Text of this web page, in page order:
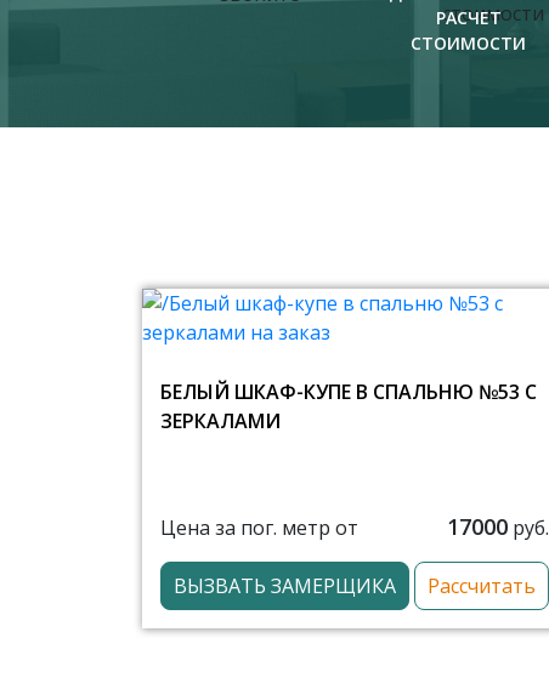
РАСЧЕТ
СТОИМОСТИ
БЕЛЫЙ ШКАФ-КУПЕ В СПАЛЬНЮ №53 С
ЗЕРКАЛАМИ
Цена за пог. метр от 17000 руб.
ВЫЗВАТЬ ЗАМЕРЩИКА Рассчитать